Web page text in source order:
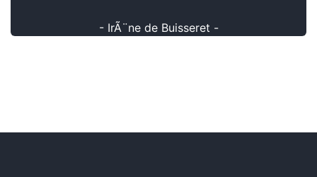
- IrÃ¨ne de Buisseret -